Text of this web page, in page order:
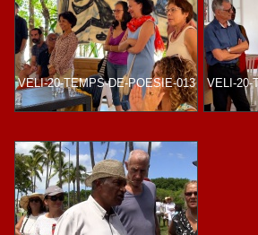
VELI-20-TEMPS-DE-POESIE-013 VELI-20-